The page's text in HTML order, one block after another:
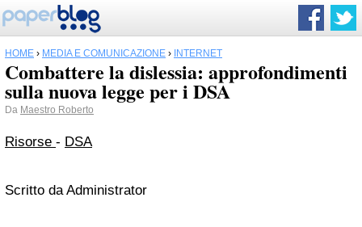
HOME › MEDIA E COMUNICAZIONE › INTERNET
Combattere la dislessia: approfondimenti
sulla nuova legge per i DSA
Da Maestro Roberto
Risorse - DSA
Scritto da Administrator